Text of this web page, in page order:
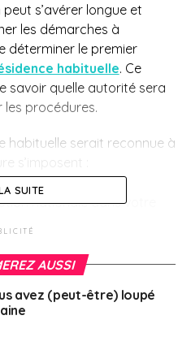
s’avérer longue et
les démarches à
déterminer le premier
habituelle. Ce
savoir quelle autorité sera
procédures.
habituelle serait reconnue à
nationale dans votre
dans votre pays de
vérifier si le pays de
SUITE
AUSSI
avez (peut-être) loupé